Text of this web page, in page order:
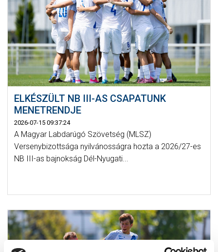
ELKÉSZÜLT NB III-AS CSAPATUNK
MENETRENDJE
2026-07-15 09:37:24
A Magyar Labdarúgó Szövetség (MLSZ)
Versenybizottsága nyilvánosságra hozta a 2026/27-es
NB III-as bajnokság Dél-Nyugati...